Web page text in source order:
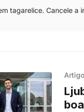
tagarelice. Cancele a